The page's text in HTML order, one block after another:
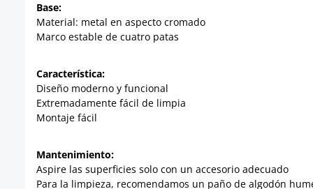
Base:
Material: metal en aspecto cromado
Marco estable de cuatro patas
Característica:
Diseño moderno y funcional
Extremadamente fácil de limpia
Montaje fácil
Mantenimiento:
Aspire las superficies solo con un accesorio adecuado
Para la limpieza, recomendamos un paño de algodón